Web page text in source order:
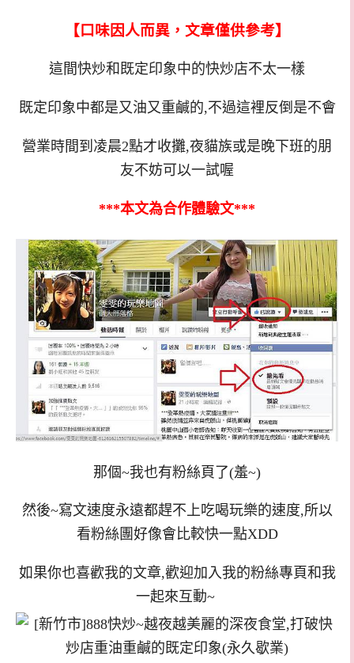
【口味因人而異，文章僅供參考】
這間快炒和既定印象中的快炒店不太一樣
既定印象中都是又油又重鹹的,不過這裡反倒是不會
營業時間到凌晨2點才收攤,夜貓族或是晚下班的朋
友不妨可以一試喔
***本文為合作體驗文***
那個~我也有粉絲頁了(羞~)
然後~寫文速度永遠都趕不上吃喝玩樂的速度,所以
看粉絲團好像會比較快一點XDD
如果你也喜歡我的文章,歡迎加入我的粉絲專頁和我
一起來互動~